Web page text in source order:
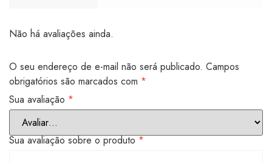
Não há avaliações ainda.
O seu endereço de e-mail não será publicado. Campos
obrigatórios são marcados com *
Sua avaliação *
Sua avaliação sobre o produto*